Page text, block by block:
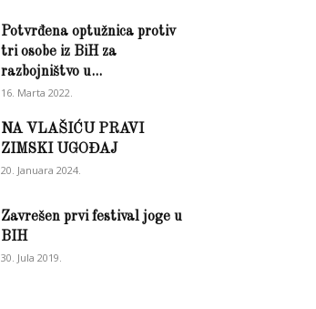
Potvrđena optužnica protiv
tri osobe iz BiH za
razbojništvo u...
16. Marta 2022.
NA VLAŠIĆU PRAVI
ZIMSKI UGOĐAJ
20. Januara 2024.
Zavrešen prvi festival joge u
BIH
30. Jula 2019.